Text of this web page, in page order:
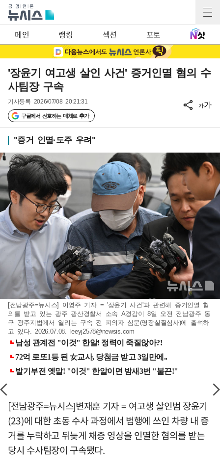
메인 랭킹 섹션 포토
'장윤기 여고생 살인 사건' 증거인멸 혐의 수
사팀장 구속
기사등록 2026/07/08 20:21:31
구글에서 선호하는 매체로 추가
가가
"증거 인멸·도주 우려"
[전남광주=뉴시스] 이영주 기자 = '장윤기 사건'과 관련해 증거인멸 혐
의를 받고 있는 광주 광산경찰서 소속 A경감이 8일 오전 전남광주 동
구 광주지법에서 열리는 구속 전 피의자 심문(영장실질심사)에 출석하
고 있다. 2026.07.08.
leeyj2578@newsis.com
[전남광주=뉴시스]변재훈 기자 = 여고생 살인범 장윤기
(23)에 대한 초동 수사 과정에서 범행에 쓰인 차량 내 증
거를 누락하고 뒤늦게 채증 영상을 인멸한 혐의를 받는
당시 수사팀장이 구속됐다.